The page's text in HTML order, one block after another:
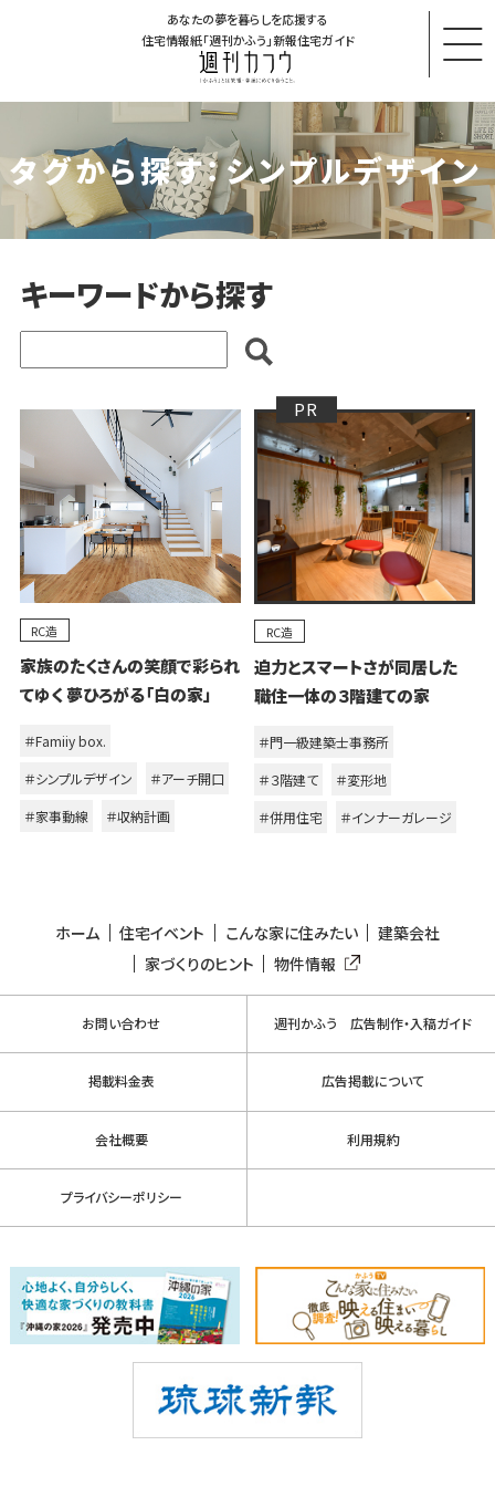
あなたの夢を暮らしを応援する
住宅情報紙「週刊かふう」新報住宅ガイド
タグから探す：シンプルデザイン
キーワードから探す
RC造
家族のたくさんの笑顔で彩られ
てゆく 夢ひろがる「白の家」
＃Famiiy box.
＃シンプルデザイン
＃アーチ開口
＃家事動線
＃収納計画
RC造
迫力とスマートさが同居した
職住一体の３階建ての家
＃門一級建築士事務所
＃３階建て
＃変形地
＃併用住宅
＃インナーガレージ
ホーム 住宅イベント こんな家に住みたい
建築会社
家づくりのヒント
物件情報
お問い合わせ 週刊かふう 広告制作・入稿ガイド
掲載料金表 広告掲載について
会社概要 利用規約
プライバシーポリシー